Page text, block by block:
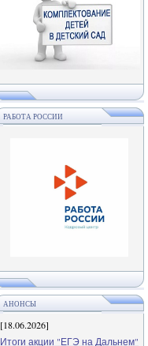
РАБОТА РОССИИ
АНОНСЫ
[18.06.2026]
Итоги акции "ЕГЭ на Дальнем"